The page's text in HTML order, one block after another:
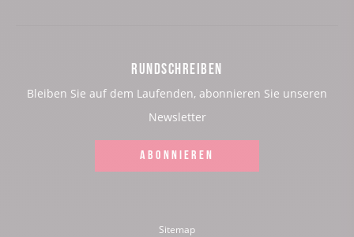
FacebookInstagramYoutube
RUNDSCHREIBEN
Bleiben Sie auf dem Laufenden, abonnieren Sie unseren
Newsletter
ABONNIEREN
Sitemap